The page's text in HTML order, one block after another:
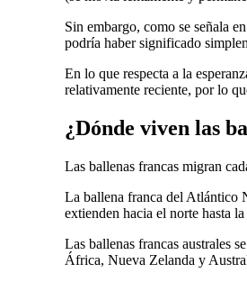
Sin embargo, como se señala en
podría haber significado
En lo que respecta a la
relativamente reciente, por lo
¿Dónde viven las
Las ballenas francas migran
La ballena franca del Atlántico
extienden hacia el norte hasta
Las ballenas francas australes
África, Nueva Zelanda y